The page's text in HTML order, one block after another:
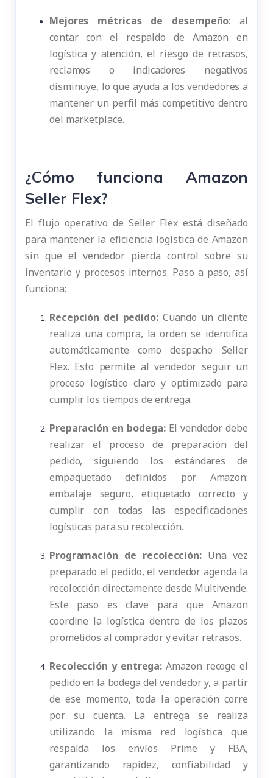
Mejores métricas de desempeño: al
contar con el respaldo de Amazon en
logística y atención, el riesgo de retrasos,
reclamos o indicadores negativos
disminuye, lo que ayuda a los vendedores a
mantener un perfil más competitivo dentro
del marketplace.
¿Cómo funciona Amazon
Seller Flex?
El flujo operativo de Seller Flex está diseñado
para mantener la eficiencia logística de Amazon
sin que el vendedor pierda control sobre su
inventario y procesos internos. Paso a paso, así
funciona:
Recepción del pedido:Cuando un cliente
realiza una compra, la orden se identifica
automáticamente como despacho Seller
Flex. Esto permite al vendedor seguir un
proceso logístico claro y optimizado para
cumplir los tiempos de entrega.
Preparación en bodega:El vendedor debe
realizar el proceso de preparación del
pedido, siguiendo los estándares de
empaquetado definidos por Amazon:
embalaje seguro, etiquetado correcto y
cumplir con todas las especificaciones
logísticas para su recolección.
Programación de recolección: Una vez
preparado el pedido, el vendedor agenda la
recolección directamente desde Multivende.
Este paso es clave para que Amazon
coordine la logística dentro de los plazos
prometidos al comprador y evitar retrasos.
Recolección y entrega: Amazon recoge el
pedido en la bodega del vendedor y, a partir
de ese momento, toda la operación corre
por su cuenta. La entrega se realiza
utilizando la misma red logística que
respalda los envíos Prime y FBA,
garantizando rapidez, confiabilidad y